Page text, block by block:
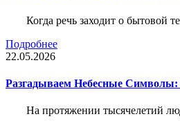
Когда речь заходит о бытовой
Подробнее
22.05.2026
Разгадываем Небесные Символы:
На протяжении тысячелетий